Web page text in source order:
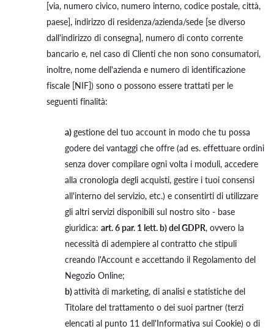
[via, numero civico, numero interno, codice postale, città,
paese], indirizzo di residenza/azienda/sede [se diverso
dall'indirizzo di consegna], numero di conto corrente
bancario e, nel caso di Clienti che non sono consumatori,
inoltre, nome dell'azienda e numero di identificazione
fiscale [NIF]) sono o possono essere trattati per le
seguenti finalità:
a)gestione del tuo account in modo che tu possa
godere dei vantaggi che offre (ad es. effettuare ordini
senza dover compilare ogni volta i moduli, accedere
alla cronologia degli acquisti, gestire i tuoi consensi
all'interno del servizio, etc.) e consentirti di utilizzare
gli altri servizi disponibili sul nostro sito - base
giuridica: art. 6 par. 1 lett. b) del GDPR, ovvero la
necessità di adempiere al contratto che stipuli
creando l'Account e accettando il Regolamento del
Negozio Online;
b)attività di marketing, di analisi e statistiche del
Titolare del trattamento o dei suoi partner (terzi
elencati al punto 11 dell'Informativa sui Cookie) o di